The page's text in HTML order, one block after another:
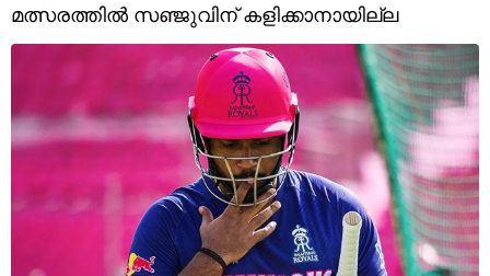
Religion
Web Story
Photo
Short Videos
മത്സരത്തില്‍ സഞ്ജുവിന് കളിക്കാനായില്ല